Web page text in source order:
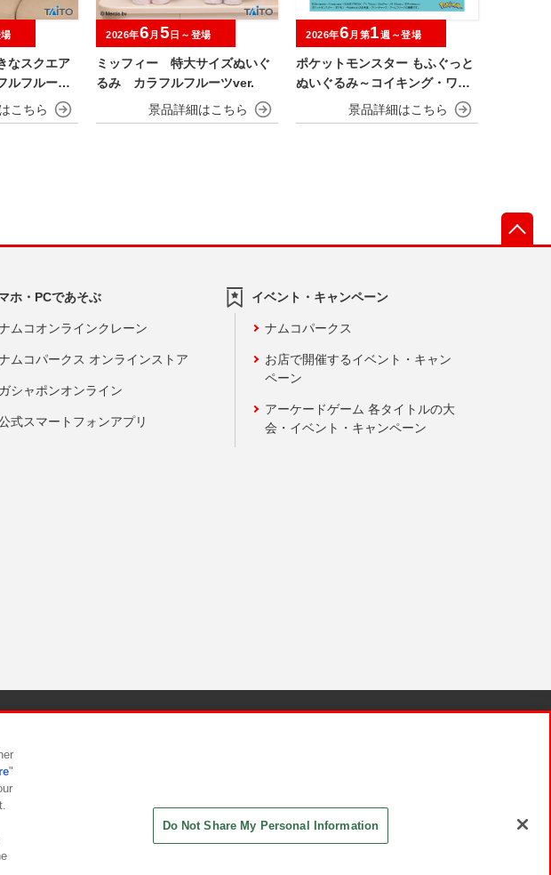
なスクエア
フルーツv
ミッフィー 特大サイズぬいぐ
るみ カラフルフルーツver.
2026年6 月 5 日～登場
ポケットモンスター もふぐっと
ぬいぐるみ～コイキング・ワニ
2026年6 月第1週～登場
ホ・PCであそぶ
ムコオンラインクレーン
ムコパークス オンラインストア
ガシャポンオンライン
式スマートフォンアプリ
イベント・キャンペーン
ナムコパークス
お店で開催するイベント・キャン
ペーン
アーケードゲーム 各タイトルの大
会・イベント・キャンペーン
針
"
Do Not Share My Personal Information